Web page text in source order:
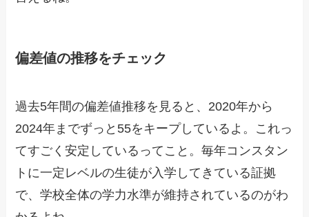
偏差値の推移をチェック
過去5年間の偏差値推移を見ると、2020年から
2024年までずっと55をキープしているよ。これっ
てすごく安定しているってこと。毎年コンスタン
トに一定レベルの生徒が入学してきている証拠
で、学校全体の学力水準が維持されているのがわ